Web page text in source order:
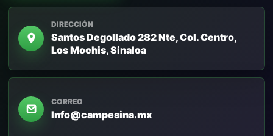
DIRECCIÓN
Santos Degollado 282 Nte, Col. Centro,
Los Mochis, Sinaloa
CORREO
Info@campesina.mx